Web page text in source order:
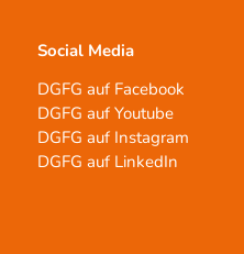
Social Media
DGFG auf Facebook
DGFG auf Youtube
DGFG auf Instagram
DGFG auf LinkedIn